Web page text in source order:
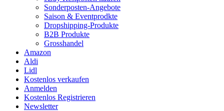
Sonderposten-Angebote
Saison & Eventprodkte
Dropshipping-Produkte
B2B Produkte
Grosshandel
Amazon
Aldi
Lidl
Kostenlos verkaufen
Anmelden
Kostenlos Registrieren
Newsletter